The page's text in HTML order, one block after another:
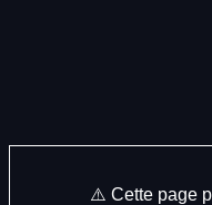
⚠️ Cette page